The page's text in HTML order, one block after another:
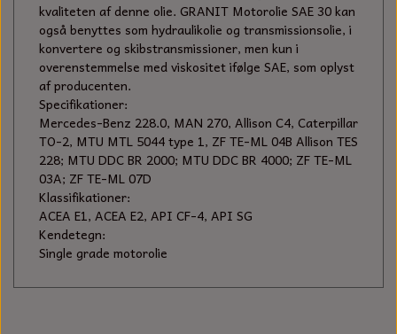
kvaliteten af denne olie. GRANIT Motorolie SAE 30 kan
også benyttes som hydraulikolie og transmissionsolie, i
konvertere og skibstransmissioner, men kun i
overenstemmelse med viskositet ifølge SAE, som oplyst
af producenten.
Specifikationer:
Mercedes-Benz 228.0, MAN 270, Allison C4, Caterpillar
TO-2, MTU MTL 5044 type 1, ZF TE-ML 04B Allison TES
228; MTU DDC BR 2000; MTU DDC BR 4000; ZF TE-ML
03A; ZF TE-ML 07D
Klassifikationer:
ACEA E1, ACEA E2, API CF-4, API SG
Kendetegn:
Single grade motorolie